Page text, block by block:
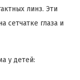
линз. Эти
сетчатке глаза и
у детей: